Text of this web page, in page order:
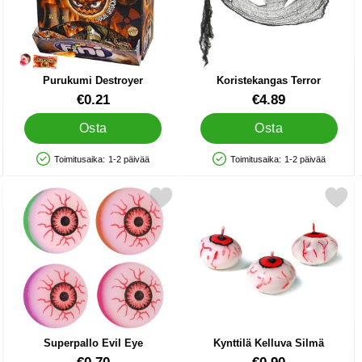
Purukumi Destroyer
Tuote.nro 10737€0.21
Osta
Saatavuus: Varastossa
Toimitusaika: 1-2 päivää
Koristekangas Terror
Tuote.nro 11698€4.89
Osta
Saatavuus: Varastossa
Toimitusaika: 1-2 päivää
suosikiksi
Superpallo Evil Eye
Tuote.nro 38635
Merkitse superpallo Evil Eye suosikiksi
Kynttilä Kelluva Silmä
Tuote.nro 16228
Merkitse kynttilä Kelluva